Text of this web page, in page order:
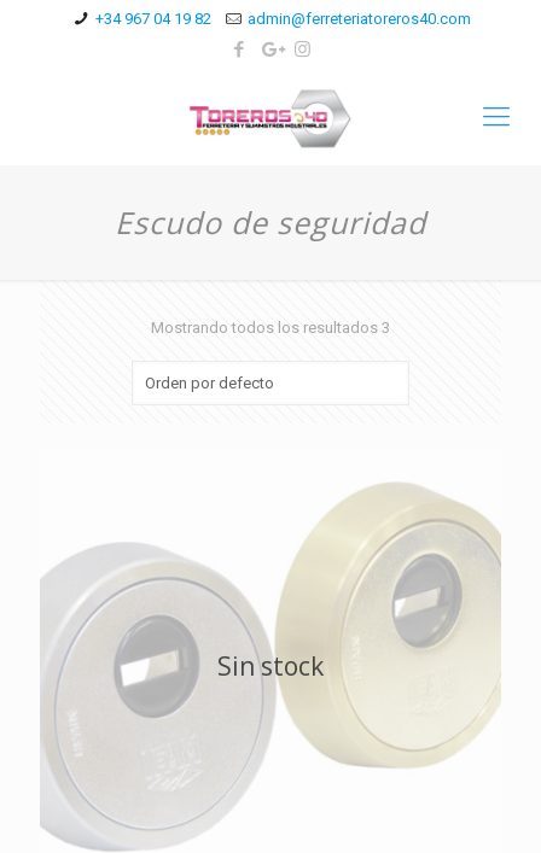
+34 967 04 19 82 admin@ferreteriatoreros40.com
Escudo de seguridad
Mostrando todos los resultados 3
Sin stock